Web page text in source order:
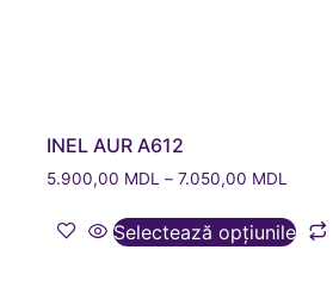
INEL AUR A612
5.900,00 MDL – 7.050,00 MDL
Selectează opțiunile